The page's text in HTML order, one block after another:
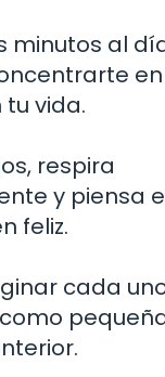
minutos al
vida.
respira
y piensa
feliz.
cada